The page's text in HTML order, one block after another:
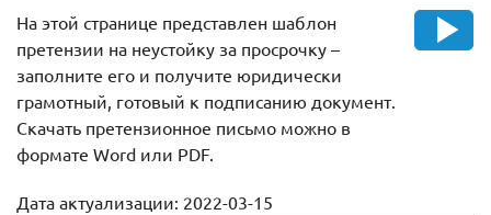
На этой странице представлен шаблон
претензии на неустойку за просрочку –
заполните его и получите юридически
грамотный, готовый к подписанию документ.
Скачать претензионное письмо можно в
формате Word или PDF.
Дата актуализации: 2022-03-15